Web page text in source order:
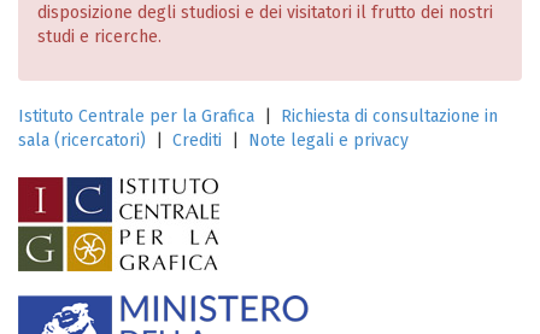
disposizione degli studiosi e dei visitatori il frutto dei nostri
studi e ricerche.
Istituto Centrale per la Grafica
Richiesta di consultazione in
sala (ricercatori)
Crediti Note legali e privacy